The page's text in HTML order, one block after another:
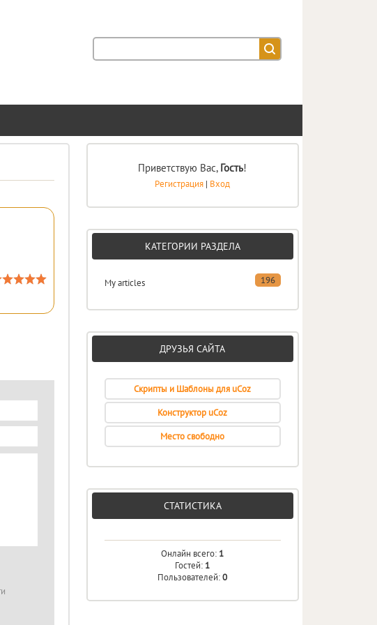
Приветствую Вас, Гость!
Регистрация | Вход
КАТЕГОРИИ РАЗДЕЛА
My articles 196
ДРУЗЬЯ САЙТА
Скрипты и Шаблоны для uCoz
Конструктор uCoz
Место свободно
СТАТИСТИКА
Онлайн всего: 1
Гостей: 1
Пользователей:0